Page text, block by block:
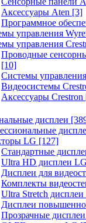
Аксессуары Aten [3]
Программное
управления
управления
Проводные
[10]
Системы
Видеосистемы
Аксессуары Crestron
дисплеи
LG [127]
Стандартные
Ultra HD дисплеи LG
Дисплеи для
Комплекты
Ultra Stretch
Дисплеи
Прозрачные